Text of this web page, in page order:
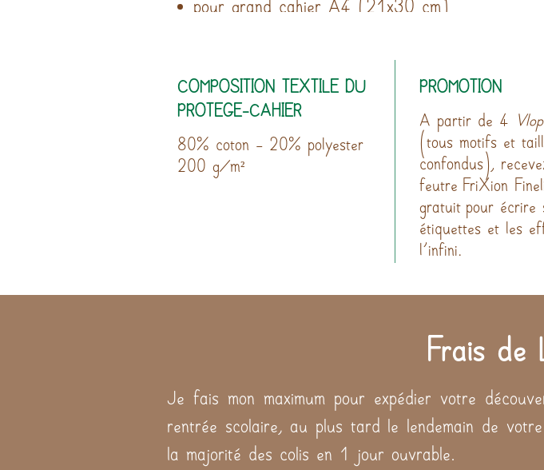
COMPOSITION TEXTILE DU
PROTEGE-CAHIER
80% coton - 20% polyester
200 g/m²
PROMOTION
A partir de 4
(tous motifs et
confondus),
feutre FriXion
gratuit pour écrire
étiquettes et les
l'infini.
Frais de
Je fais mon maximum pour expédier votre
rentrée scolaire, au plus tard le lendemain de
la majorité des colis en 1 jour ouvrable.